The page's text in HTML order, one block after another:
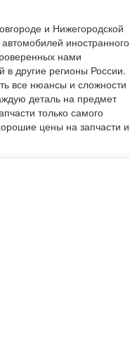
и Нижегородской
иностранного
нами
в другие регионы России.
все нюансы и сложности
деталь на предмет
только самого
цены на запчасти и